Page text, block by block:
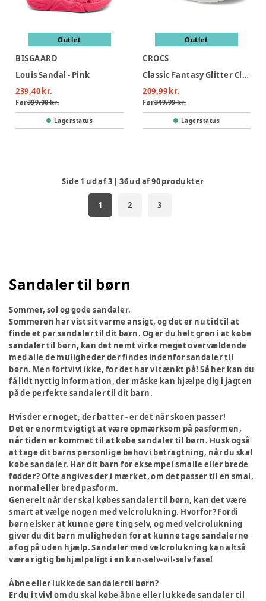
Outlet
BISGAARD
Louis Sandal - Pink
239,40 kr.
Før399,00 kr.
Lagerstatus
Outlet
CROCS
Classic Fantasy Glitter Clog - White
209,99 kr.
Før349,99 kr.
Lagerstatus
Side 1 ud af3 |36ud af90produkter
1 2 3
Sandaler til børn
Sommer, sol og gode sandaler.
Sommeren har vist sit varme ansigt, og det er nu tid til at
finde et par sandaler til dit barn. Og er du helt grøn i at købe
sandaler til børn, kan det nemt virke meget overvældende
med alle de muligheder der findes indenfor sandaler til
børn. Men fortvivl ikke, for det har vi tænkt på! Så her kan du
få lidt nyttig information, der måske kan hjælpe dig i jagten
på de perfekte sandaler til dit barn.
Hvis der er noget, der batter - er det når skoen passer!
Det er enormt vigtigt at være opmærksom på pasformen,
når tiden er kommet til at købe sandaler til børn. Husk også
at tage dit barns personlige behov i betragtning, når du skal
købe sandaler. Har dit barn for eksempel smalle eller brede
fødder? Ofte angives der i mærket, om det passer til en smal,
normal eller bred pasform.
Generelt når der skal købes sandaler til børn, kan det være
smart at vælge nogen med velcrolukning. Hvorfor? Fordi
børn elsker at kunne gøre ting selv, og med velcrolukning
giver du dit barn muligheden for at kunne tage sandalerne
af og på uden hjælp. Sandaler med velcrolukning kan altså
være rigtig behjælpeligt i en kan-selv-vil-selv fase!
Åbne eller lukkede sandaler til børn?
Er du i tvivl om du skal købe åbne eller lukkede sandaler til